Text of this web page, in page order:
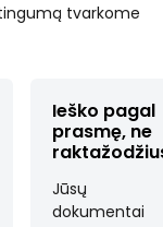
tvarkome
Ieško pagal
prasmę, ne
Jūsų
dokumentai